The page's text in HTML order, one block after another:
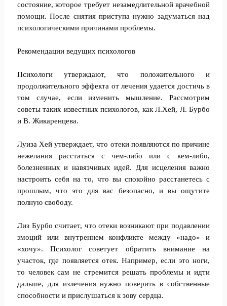
состояние, которое требует незамедлительной врачебной
помощи. После снятия приступа нужно задуматься над
психологическими причинами проблемы.
Рекомендации ведущих психологов
Психологи утверждают, что положительного и
продолжительного эффекта от лечения удается достичь в
том случае, если изменить мышление. Рассмотрим
советы таких известных психологов, как Л.Хей, Л. Бурбо
и В. Жикаренцева.
Луиза Хей утверждает, что отеки появляются по причине
нежелания расстаться с чем-либо или с кем-либо,
болезненных и навязчивых идей. Для исцеления важно
настроить себя на то, что вы спокойно расстанетесь с
прошлым, что это для вас безопасно, и вы ощутите
полную свободу.
Лиз Бурбо считает, что отеки возникают при подавлении
эмоций или внутреннем конфликте между «надо» и
«хочу». Психолог советует обратить внимание на
участок, где появляется отек. Например, если это ноги,
то человек сам не стремится решать проблемы и идти
дальше, для излечения нужно поверить в собственные
способности и прислушаться к зову сердца.